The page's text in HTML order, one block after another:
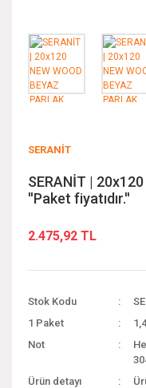
SERANİT
SERANİT |
''Paket fiyatıdır.''
2.475,92 TL
Stok Kodu
1 Paket
Not
Ürün detayı